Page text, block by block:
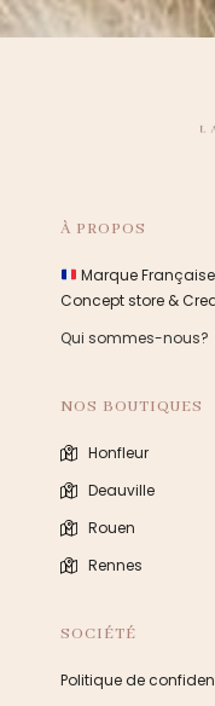
À PROPOS
Marque Française
Concept store &
Qui sommes-nous?
NOS BOUTIQUES
Honfleur
Deauville
Rouen
Rennes
SOCIÉTÉ
Politique de